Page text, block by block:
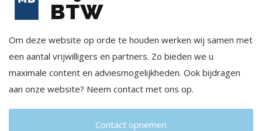
Om deze website op orde te houden werken wij samen met
een aantal vrijwilligers en partners. Zo bieden we u
maximale content en adviesmogelijkheden. Ook bijdragen
aan onze website? Neem contact met ons op.
Contact opnemen